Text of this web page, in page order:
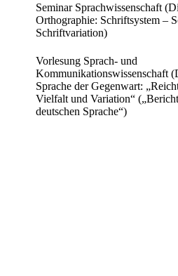
Seminar Sprachwissenschaft
Orthographie: Schriftsystem –
Schriftvariation)
Vorlesung Sprach- und
Kommunikationswissenschaft
Sprache der Gegenwart:
Vielfalt und Variation“
deutschen Sprache“)